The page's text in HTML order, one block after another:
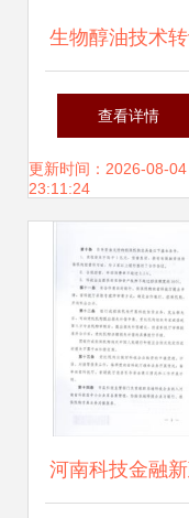
生物醇油技术
与加盟全解析 开
绿色能源新商机
查看详情
更新时间：2026-08-04
23:11:24
河南科技金融